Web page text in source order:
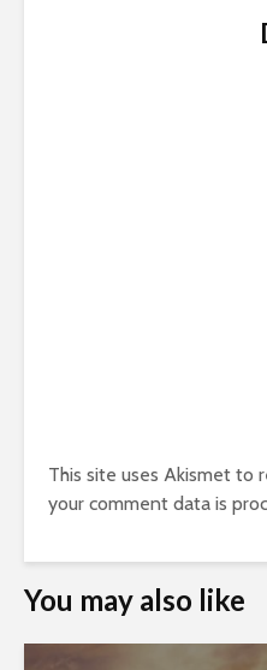
This site uses Akismet to
your comment data is
You may also like